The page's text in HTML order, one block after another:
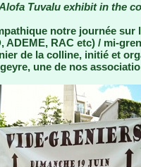
Tuvalu exhibit in the
notre journée sur
ADEME, RAC etc) / mi-
de la colline, initié et
une de nos